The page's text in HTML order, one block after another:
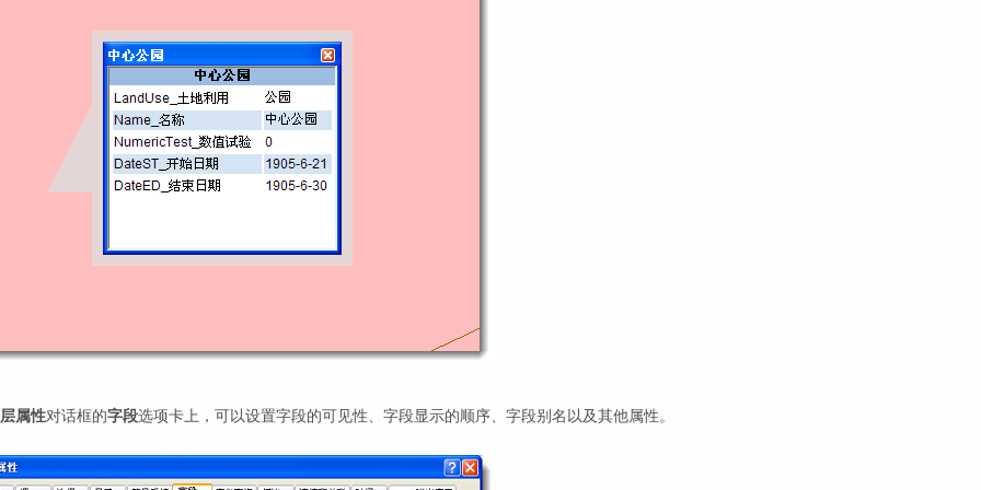
属性对话框的字段选项卡上，可以设置字段的可见性、字段显示的顺序、字段别名以及其他属性。